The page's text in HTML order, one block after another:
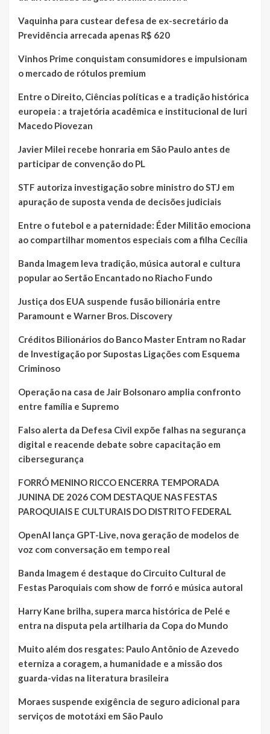
Vaquinha para custear defesa de ex-secretário da
Previdência arrecada apenas R$ 620
Vinhos Prime conquistam consumidores e impulsionam
o mercado de rótulos premium
Entre o Direito, Ciências políticas e a tradição histórica
europeia : a trajetória acadêmica e institucional de Iuri
Macedo Piovezan
Javier Milei recebe honraria em São Paulo antes de
participar de convenção do PL
STF autoriza investigação sobre ministro do STJ em
apuração de suposta venda de decisões judiciais
Entre o futebol e a paternidade: Éder Militão emociona
ao compartilhar momentos especiais com a filha Cecília
Banda Imagem leva tradição, música autoral e cultura
popular ao Sertão Encantado no Riacho Fundo
Justiça dos EUA suspende fusão bilionária entre
Paramount e Warner Bros. Discovery
Créditos Bilionários do Banco Master Entram no Radar
de Investigação por Supostas Ligações com Esquema
Criminoso
Operação na casa de Jair Bolsonaro amplia confronto
entre família e Supremo
Falso alerta da Defesa Civil expõe falhas na segurança
digital e reacende debate sobre capacitação em
cibersegurança
FORRÓ MENINO RICCO ENCERRA TEMPORADA
JUNINA DE 2026 COM DESTAQUE NAS FESTAS
PAROQUIAIS E CULTURAIS DO DISTRITO FEDERAL
OpenAI lança GPT-Live, nova geração de modelos de
voz com conversação em tempo real
Banda Imagem é destaque do Circuito Cultural de
Festas Paroquiais com show de forró e música autoral
Harry Kane brilha, supera marca histórica de Pelé e
entra na disputa pela artilharia da Copa do Mundo
Muito além dos resgates: Paulo Antônio de Azevedo
eterniza a coragem, a humanidade e a missão dos
guarda-vidas na literatura brasileira
Moraes suspende exigência de seguro adicional para
serviços de mototáxi em São Paulo